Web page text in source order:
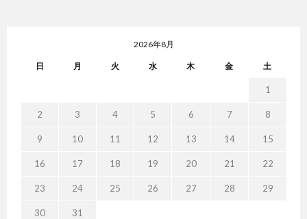
2026年8月
日 月 火 水 木 金 土
1
2 3 4 5 6 7 8
9 10 11 12 13 14 15
16 17 18 19 20 21 22
23 24 25 26 27 28 29
30
31